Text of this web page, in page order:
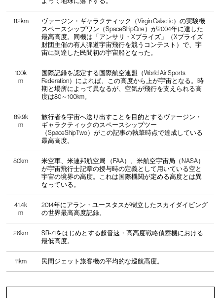
112km
ヴァージン・ギャラクティック（Virgin Galactic）の実験機
スペースシップワン（SpaceShipOne）が2004年に達した
最高高度。同機は「アンサリ・Xプライズ」（Xプライズ
財団主催の有人弾道宇宙飛行を競うコンテスト）で、宇
宙に到達した民間初の宇宙船となった。
100k
m
国際記録を認定する国際航空連盟（World Air Sports
Federation）によれば、この高度から上が宇宙となる。時
期と場所によって異なるが、空気が飛行を支えられる高
度は80～100km。
89.9k
m
旅行者を宇宙へ送り出すことを目的とするヴァージン・
ギャラクティックのスペースシップツー
（SpaceShipTwo）がこの記事の執筆時点で達成している
最高高度。
80km
米空軍、米連邦航空局 （FAA）、米航空宇宙局（NASA）
が宇宙飛行士記章の授与時の定義として用いている空と
宇宙の境界の高度。これは国際機関が定める高度とは異
なっている。
41.4k
m
2014年にアラン・ユースタスが樹立したスカイダイビング
の世界最高高度記録。
26km
SR-71をはじめとする超音速・高高度戦略偵察機における
最低高度。
11km 民間ジェット旅客機の平均的な巡航高度。